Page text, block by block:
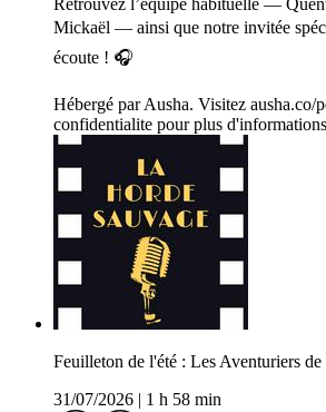
Retrouvez l’équipe habituelle —
Mickaël — ainsi que notre invitée
écoute ! 🎧
Hébergé par Ausha. Visitez ausha.co/
confidentialite pour plus
Feuilleton de l'été : Les Aventuriers
31/07/2026
1 h 58 min